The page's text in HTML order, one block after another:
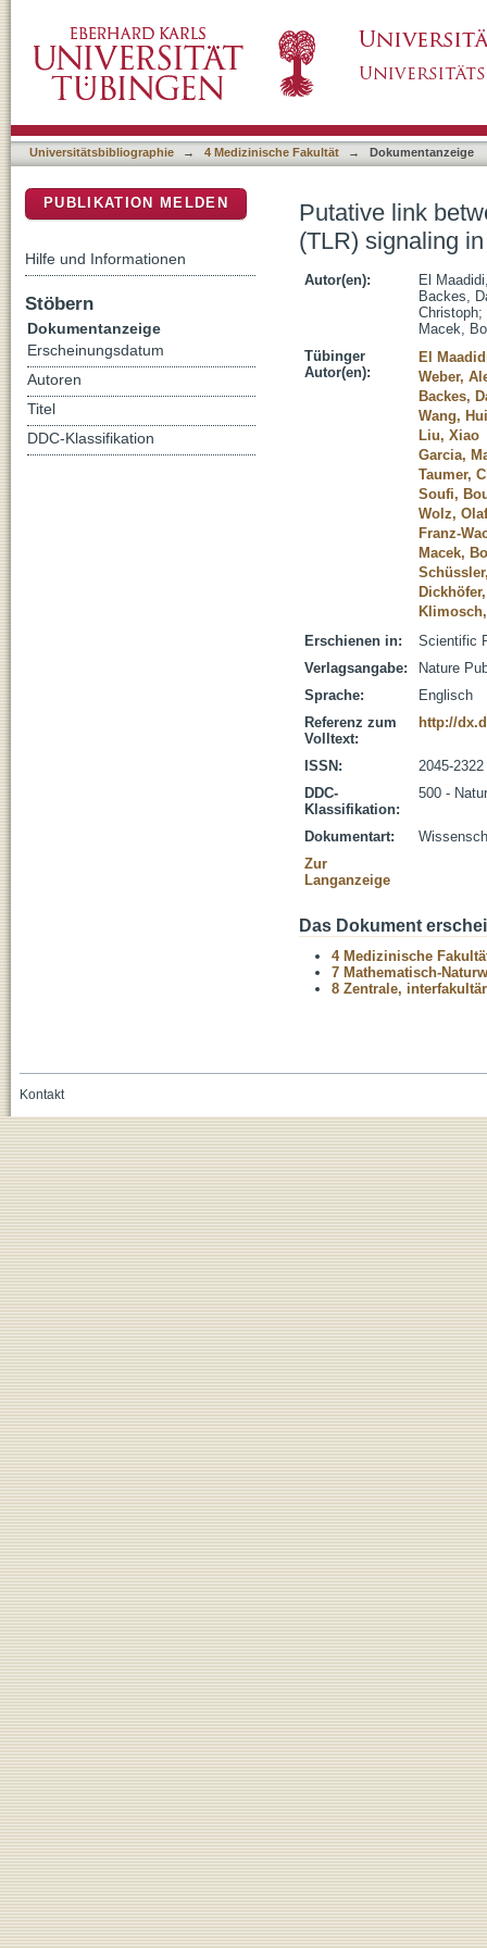
transformed and primary human immune
Universitätsbibliographie → 4 Medizinische Fakultät → Dokumentanzeige
Putative link
(TLR) signaling
Autor(en):
El
Backes,
Christoph;
Macek,
Tübinger
Autor(en):
El
Weber,
Backes,
Wang, Hui
Liu, Xiao
Garcia,
Taumer,
Soufi,
Wolz,
Franz-
Macek,
Erschienen in:
Scientific
Verlagsangabe:
Nature
Sprache:
Englisch
Referenz zum
Volltext:
http://
ISSN:
2045-2322
DDC-
Klassifikation:
500 -
Dokumentart:
Zur
Langanzeige
Das Dokument
4 Medizinische
7 Mathematisch-
8 Zentrale,
PUBLIKATION MELDEN
Hilfe und Informationen
Stöbern
Dokumentanzeige
Erscheinungsdatum
Autoren
Titel
DDC-Klassifikation
Kontakt